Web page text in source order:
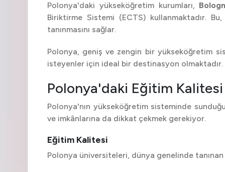
Polonya'daki yükseköğretim kurumları,
Biriktirme Sistemi (ECTS) kullanmaktadır.
tanınmasını sağlar.
Polonya, geniş ve zengin bir yükseköğretim
isteyenler için ideal bir destinasyon olmaktadır.
Polonya'daki Eğitim Kalitesi
Polonya'nın yükseköğretim sisteminde
ve imkânlarına da dikkat çekmek gerekiyor.
Eğitim Kalitesi
Polonya üniversiteleri, dünya genelinde